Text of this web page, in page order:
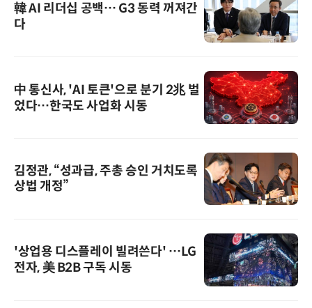
韓 AI 리더십 공백… G3 동력 꺼져간
다
中 통신사, 'AI 토큰'으로 분기 2兆 벌
었다…한국도 사업화 시동
김정관, “성과급, 주총 승인 거치도록
상법 개정”
'상업용 디스플레이 빌려쓴다' …LG
전자, 美 B2B 구독 시동